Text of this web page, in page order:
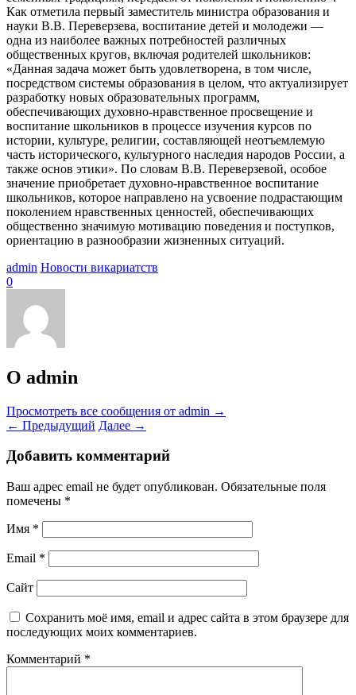
Как отметила первый заместитель министра образования и
науки В.В. Переверзева, воспитание детей и молодежи —
одна из наиболее важных потребностей различных
общественных кругов, включая родителей школьников:
«Данная задача может быть удовлетворена, в том числе,
посредством системы образования в целом, что актуализирует
разработку новых образовательных программ,
обеспечивающих духовно-нравственное просвещение и
воспитание школьников в процессе изучения курсов по
истории, культуре, религии, составляющей неотъемлемую
часть исторического, культурного наследия народов России, а
также основ этики». По словам В.В. Переверзевой, особое
значение приобретает духовно-нравственное воспитание
школьников, которое направлено на усвоение подрастающим
поколением нравственных ценностей, обеспечивающих
общественно значимую мотивацию поведения и поступков,
ориентацию в разнообразии жизненных ситуаций.
admin Новости викариатств
0
О admin
Просмотреть все сообщения от admin →
← Предыдущий Далее →
Добавить комментарий
Ваш адрес email не будет опубликован. Обязательные поля
помечены *
Имя *
Email *
Сайт
Сохранить моё имя, email и адрес сайта в этом браузере для
последующих моих комментариев.
Комментарий *